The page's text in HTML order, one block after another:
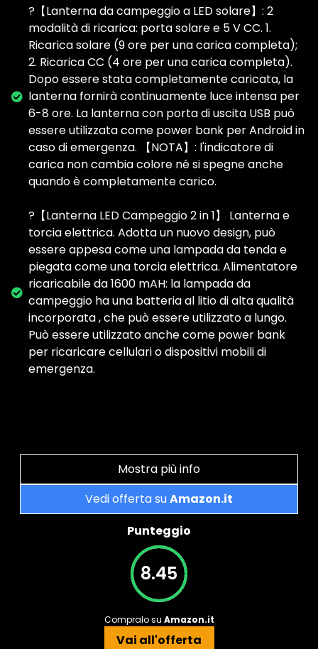
?【Lanterna da campeggio a LED solare】: 2
modalità di ricarica: porta solare e 5 V CC. 1.
Ricarica solare (9 ore per una carica completa);
2. Ricarica CC (4 ore per una carica completa).
Dopo essere stata completamente caricata, la
lanterna fornirà continuamente luce intensa per
6-8 ore. La lanterna con porta di uscita USB può
essere utilizzata come power bank per Android in
caso di emergenza. 【NOTA】: l'indicatore di
carica non cambia colore né si spegne anche
quando è completamente carico.
?【Lanterna LED Campeggio 2 in 1】 Lanterna e
torcia elettrica. Adotta un nuovo design, può
essere appesa come una lampada da tenda e
piegata come una torcia elettrica. Alimentatore
ricaricabile da 1600 mAH: la lampada da
campeggio ha una batteria al litio di alta qualità
incorporata , che può essere utilizzato a lungo.
Può essere utilizzato anche come power bank
per ricaricare cellulari o dispositivi mobili di
emergenza.
Mostra più info
Vedi offerta suAmazon.it
Punteggio
8.45
Compralo su Amazon.it
Vai all'offerta